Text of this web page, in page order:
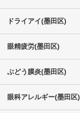
ドライアイ(墨田区)
眼精疲労(墨田区)
ぶどう膜炎(墨田区)
眼科アレルギー(墨田区)